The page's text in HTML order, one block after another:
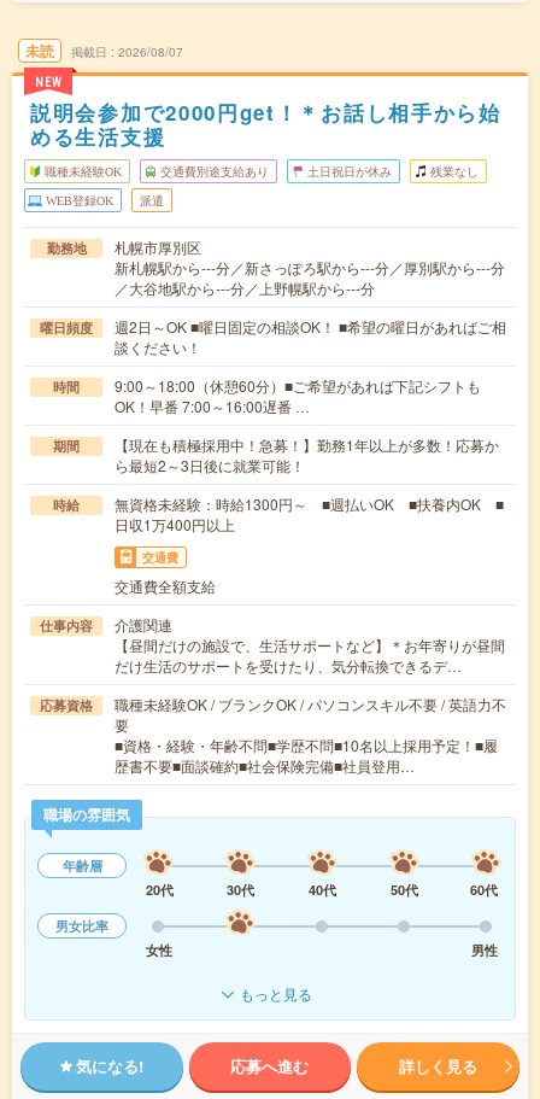
未読
NEW
掲載日 2026/08/07
説明会参加で2000円get！＊お話し相手から始
める生活支援
職種未経験OK 交通費別途支給あり 土日祝日が休み 残業なし
WEB登録OK 派遣
勤務地
札幌市厚別区
新札幌駅から---分／新さっぽろ駅から---分／厚別駅から---分
／大谷地駅から---分／上野幌駅から---分
曜日頻度
週2日～OK ■曜日固定の相談OK！ ■希望の曜日があればご相
談ください！
時間
9:00～18:00（休憩60分）■ご希望があれば下記シフトも
OK！早番 7:00～16:00遅番 …
期間
【現在も積極採用中！急募！】勤務1年以上が多数！応募か
ら最短2～3日後に就業可能！
時給
無資格未経験：時給1300円～ ■週払いOK ■扶養内OK ■
日収1万400円以上
交通費
交通費全額支給
仕事内容
介護関連
【昼間だけの施設で、生活サポートなど】＊お年寄りが昼間
だけ生活のサポートを受けたり、気分転換できるデ…
応募資格
職種未経験OK / ブランクOK / パソコンスキル不要 / 英語力不
要
■資格・経験・年齢不問■学歴不問■10名以上採用予定！■履
歴書不要■面談確約■社会保険完備■社員登用…
職場の雰囲気
年齢層
20代
30代 40代 50代
60代
男女比率
女性
男性
もっと見る
気になる! 応募へ進む 詳しく見る